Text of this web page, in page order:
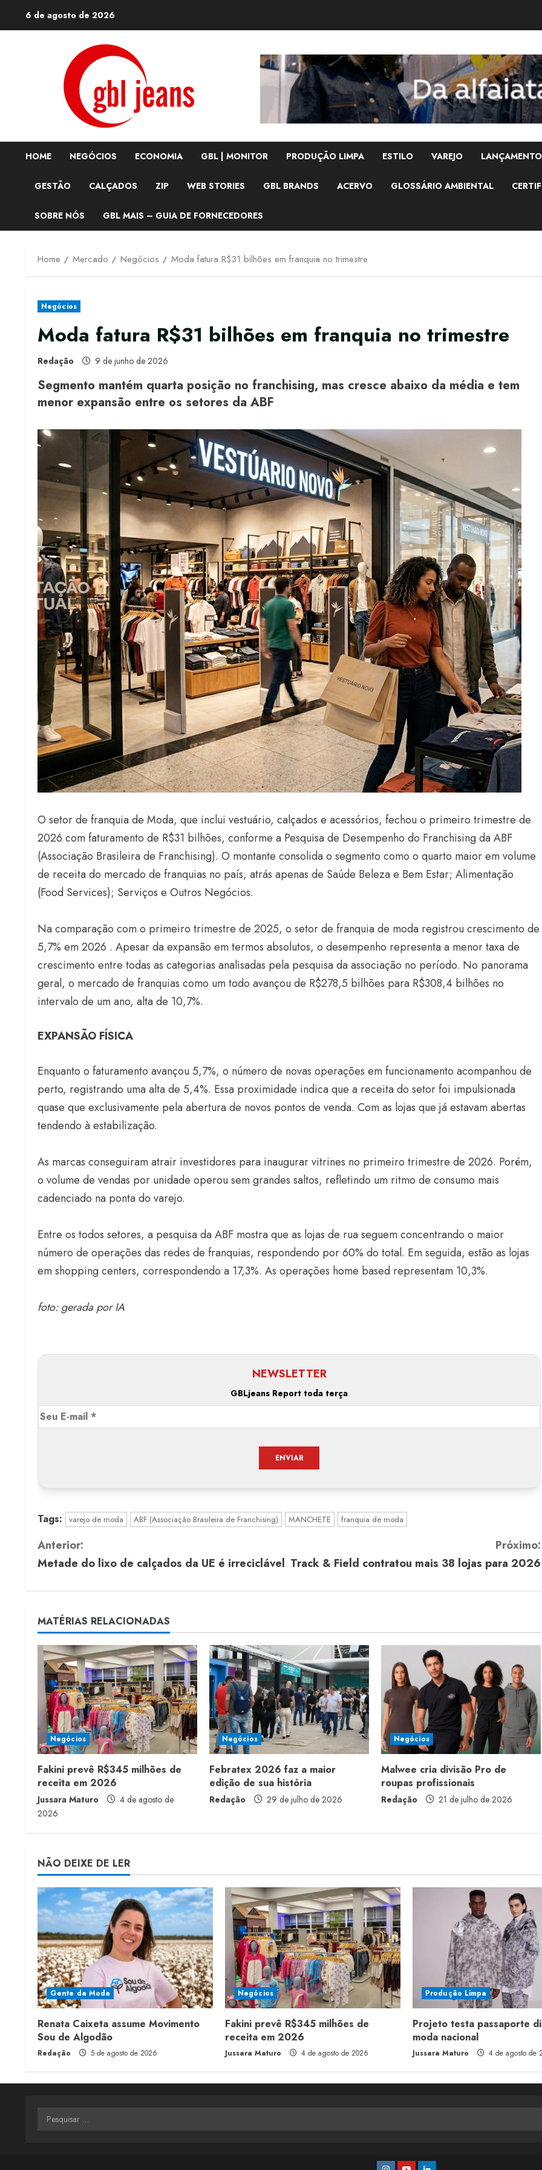
6 de agosto de 2026
HOME NEGÓCIOS ECONOMIA GBL | MONITOR PRODUÇÃO LIMPA ESTILO VAREJO
GESTÃO CALÇADOS ZIP WEB STORIES GBL BRANDS ACERVO GLOSSÁRIO AMBIENTAL
SOBRE NÓS GBL MAIS – GUIA DE FORNECEDORES
Home Mercado Negócios Moda fatura R$31 bilhões em franquia no trimestre
Negócios
Moda fatura R$31 bilhões em franquia no trimestre
Redação 9 de junho de 2026
Segmento mantém quarta posição no franchising, mas cresce abaixo da média e tem
menor expansão entre os setores da ABF
O setor de franquia de Moda, que inclui vestuário, calçados e acessórios, fechou o primeiro trimestre de
2026 com faturamento de R$31 bilhões, conforme a Pesquisa de Desempenho do Franchising da ABF
(Associação Brasileira de Franchising). O montante consolida o segmento como o quarto maior em volume
de receita do mercado de franquias no país, atrás apenas de Saúde Beleza e Bem Estar; Alimentação
(Food Services); Serviços e Outros Negócios.
Na comparação com o primeiro trimestre de 2025, o setor de franquia de moda registrou crescimento de
5,7% em 2026 . Apesar da expansão em termos absolutos, o desempenho representa a menor taxa de
crescimento entre todas as categorias analisadas pela pesquisa da associação no período. No panorama
geral, o mercado de franquias como um todo avançou de R$278,5 bilhões para R$308,4 bilhões no
intervalo de um ano, alta de 10,7%.
EXPANSÃO FÍSICA
Enquanto o faturamento avançou 5,7%, o número de novas operações em funcionamento acompanhou de
perto, registrando uma alta de 5,4%. Essa proximidade indica que a receita do setor foi impulsionada
quase que exclusivamente pela abertura de novos pontos de venda. Com as lojas que já estavam abertas
tendendo à estabilização.
As marcas conseguiram atrair investidores para inaugurar vitrines no primeiro trimestre de 2026. Porém,
o volume de vendas por unidade operou sem grandes saltos, refletindo um ritmo de consumo mais
cadenciado na ponta do varejo.
Entre os todos setores, a pesquisa da ABF mostra que as lojas de rua seguem concentrando o maior
número de operações das redes de franquias, respondendo por 60% do total. Em seguida, estão as lojas
em shopping centers, correspondendo a 17,3%. As operações home based representam 10,3%.
foto: gerada por IA
NEWSLETTER
GBLjeans Report toda terça
Tags: varejo de moda ABF (Associação Brasileira de Franchising) MANCHETE franquia de moda
C
o
t
i
n
u
e
R
e
a
i
n
g
Anterior:
Metade do lixo de calçados da UE é irreciclável
Próximo:
Track & Field contratou mais 38 lojas para 2026
MATÉRIAS RELACIONADAS
Negócios
Fakini prevê R$345 milhões de
receita em 2026
Jussara Maturo
4 de agosto de
2026
Negócios
Febratex 2026 faz a maior
edição de sua história
Redação 29 de julho de 2026
Negócios
Malwee cria divisão Pro de
roupas profissionais
Redação 21 de julho de 2026
Estilo
Radiant Earth será a cor do
de 2028 da WGSN
NÃO DEIXE DE LER
Gente da Moda
Renata Caixeta assume Movimento
Sou de Algodão
Redação 5 de agosto de 2026
Negócios
Fakini prevê R$345 milhões de
receita em 2026
Jussara Maturo 4 de agosto de 2026
Produção Limpa
Projeto testa passaporte
moda nacional
Jussara Maturo 4 de agosto de
Pesquisar